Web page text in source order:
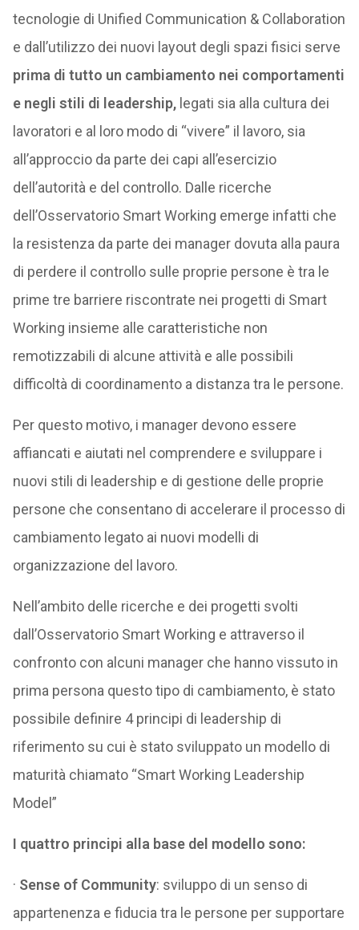
tecnologie di Unified Communication & Collaboration
e dall’utilizzo dei nuovi layout degli spazi fisici serve
prima di tutto un cambiamento nei comportamenti
e negli stili di leadership,legati sia alla cultura dei
lavoratori e al loro modo di “vivere” il lavoro, sia
all’approccio da parte dei capi all’esercizio
dell’autorità e del controllo. Dalle ricerche
dell’Osservatorio Smart Working emerge infatti che
la resistenza da parte dei manager dovuta alla paura
di perdere il controllo sulle proprie persone è tra le
prime tre barriere riscontrate nei progetti di Smart
Working insieme alle caratteristiche non
remotizzabili di alcune attività e alle possibili
difficoltà di coordinamento a distanza tra le persone.
Per questo motivo, i manager devono essere
affiancati e aiutati nel comprendere e sviluppare i
nuovi stili di leadership e di gestione delle proprie
persone che consentano di accelerare il processo di
cambiamento legato ai nuovi modelli di
organizzazione del lavoro.
Nell’ambito delle ricerche e dei progetti svolti
dall’Osservatorio Smart Working e attraverso il
confronto con alcuni manager che hanno vissuto in
prima persona questo tipo di cambiamento, è stato
possibile definire 4 principi di leadership di
riferimento su cui è stato sviluppato un modello di
maturità chiamato “Smart Working Leadership
Model”
I quattro principi alla base del modello sono:
· Sense of Community: sviluppo di un senso di
appartenenza e fiducia tra le persone per supportare